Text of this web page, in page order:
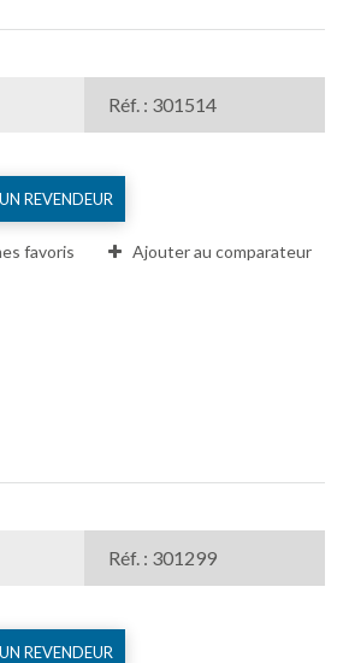
Réf. : 301514
REVENDEUR
favoris Ajouter au comparateur
Réf. : 301299
REVENDEUR